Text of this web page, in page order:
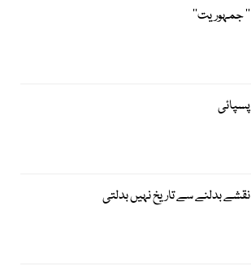
’’ جمہوریت‘‘
پسپائی
نقشے بدلنے سے تاریخ نہیں بدلتی